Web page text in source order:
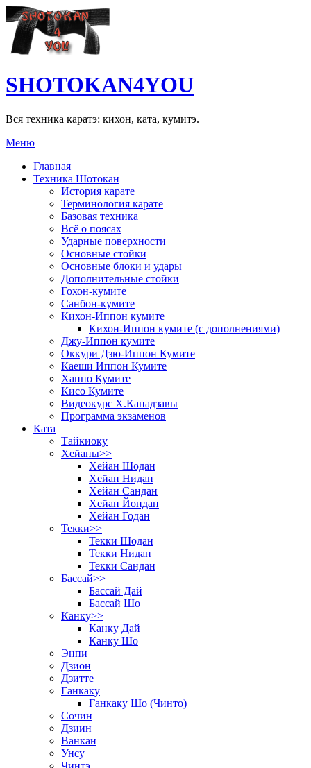
SHOTOKAN4YOU
Вся техника каратэ: кихон, ката, кумитэ.
Меню
Главная
Техника Шотокан
История карате
Терминология карате
Базовая техника
Всё о поясах
Ударные поверхности
Основные стойки
Основные блоки и удары
Дополнительные стойки
Гохон-кумите
Санбон-кумите
Кихон-Иппон кумите
Кихон-Иппон кумите (с дополнениями)
Джу-Иппон кумите
Оккури Дзю-Иппон Кумите
Каеши Иппон Кумите
Хаппо Кумите
Кисо Кумите
Видеокурс Х.Канадзавы
Программа экзаменов
Ката
Тайкиоку
Хейаны>>
Хейан Шодан
Хейан Нидан
Хейан Сандан
Хейан Йондан
Хейан Годан
Текки>>
Текки Шодан
Текки Нидан
Текки Сандан
Бассай>>
Бассай Дай
Бассай Шо
Канку>>
Канку Дай
Канку Шо
Энпи
Дзион
Дзитте
Ганкаку
Ганкаку Шо (Чинто)
Сочин
Дзиин
Ванкан
Унсу
Чинтэ